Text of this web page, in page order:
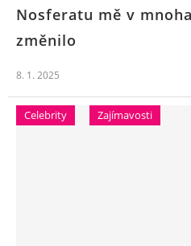
Nosferatu mě v
změnilo
8. 1. 2025
Celebrity Zajímavosti